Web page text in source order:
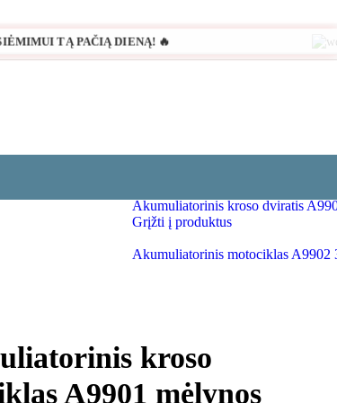
TĄ PAČIĄ DIENĄ! 🔥
Akumuliatorinis kroso dviratis
Grįžti į produktus
Akumuliatorinis motociklas A9902
kroso
A9901 mėlynos